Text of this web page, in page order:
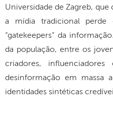
Universidade de Zagreb,
a mídia tradicional perde
“gatekeepers” da
da população, entre os
criadores,
desinformação em massa
identidades sintéticas